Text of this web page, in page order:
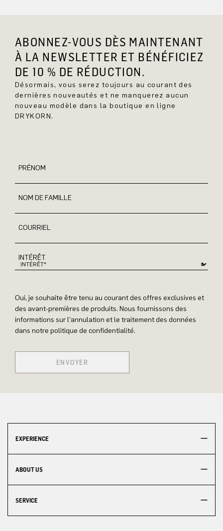
ABONNEZ-VOUS DÈS MAINTENANT
À LA NEWSLETTER ET BÉNÉFICIEZ
DE 10 % DE RÉDUCTION.
Désormais, vous serez toujours au courant des
dernières nouveautés et ne manquerez aucun
nouveau modèle dans la boutique en ligne
DRYKORN.
PRÉNOM
NOM DE FAMILLE
COURRIEL
INTÉRÊT
Oui, je souhaite être tenu au courant des offres exclusives et
des avant-premières de produits. Nous fournissons des
informations sur l'annulation et le traitement des données
dans notre politique de confidentialité.
ENVOYER
EXPERIENCE
ABOUT US
SERVICE